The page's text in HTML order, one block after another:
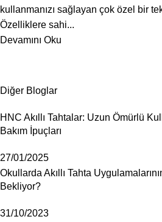
kullanmanızı sağlayan çok özel bir
Özelliklere sahi...
Devamını Oku
Diğer Bloglar
HNC Akıllı Tahtalar: Uzun Ömürlü
Bakım İpuçları
27/01/2025
Okullarda Akıllı Tahta
Bekliyor?
31/10/2023